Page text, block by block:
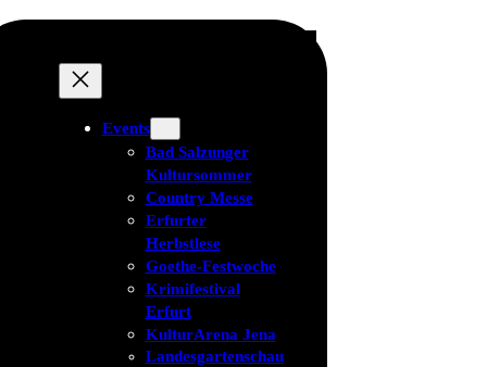
Events
Bad Salzunger
Kultursommer
Country Messe
Erfurter
Herbstlese
Goethe-Festwoche
Krimifestival
Erfurt
KulturArena Jena
Landesgartenschau